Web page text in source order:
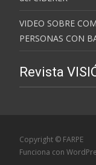
VIDEO SOBRE
PERSONAS CON
Revista
Copyright © FARPE
Funciona con